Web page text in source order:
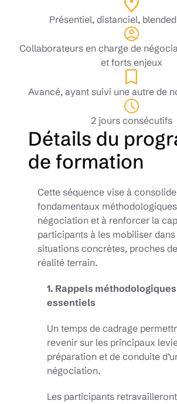
Présentiel, distanciel,
Collaborateurs en charge de
et forts enjeux
Avancé, ayant suivi une autre de
2 jours consécutifs
Détails du
de formation
Cette séquence vise à
fondamentaux
négociation et à renforcer la
participants à les mobiliser dans
situations concrètes, proches
réalité terrain.
1. Rappels méthodologiques
essentiels
Un temps de cadrage
revenir sur les principaux
préparation et de conduite
négociation.
Les participants retravailleront